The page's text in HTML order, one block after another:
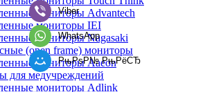
мониторы Advantech
мониторы IEI
мониторы Nagasaki
(open frame) мониторы
мониторы Aaeon
для медучреждений
мониторы Adlink
Viber
WhatsApp
РњРѕР№ РњРёСЂ